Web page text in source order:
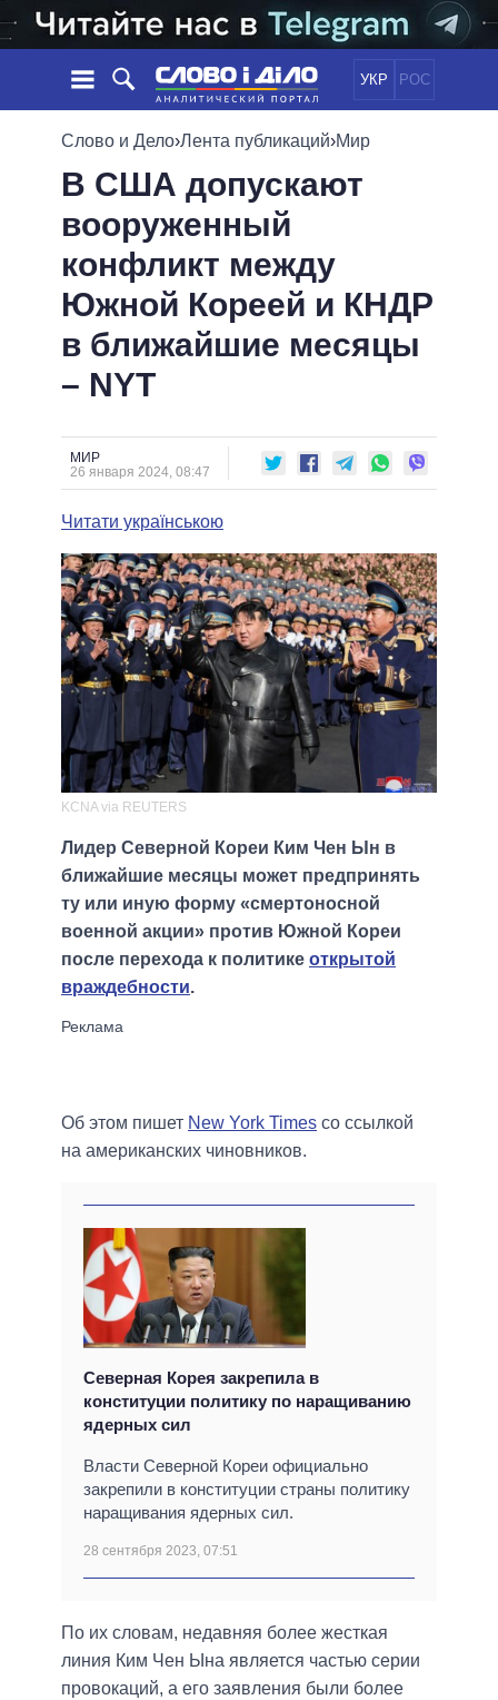
УКР РОС
НОВОСТИ
ЛЕНТА
СОБЫТИЯ
СТАТЬИ
МНЕНИЯ
ОБЗОРЫ
ДАЙДЖЕСТЫ
ПОЛИТИКА
ЭКОНОМИКА
ОБЩЕСТВО
МИР
ОБЕЩАНИЯ
ПОЛИТИКИ
ВСЕ ПОЛИТИКИ
ПРЕЗИДЕНТ И ОФИС
ВЕРХОВНАЯ РАДА
КАБИНЕТ МИНИСТРОВ
МЭРЫ
ВСЕ ПЕРСОНЫ
ИНФОГРАФИКА
ВИДЕО
СРАВНЕНИЕ ПОЛИТИКОВ
Слово и Дело›Лента публикаций›Мир
В США допускают
вооруженный
конфликт между
Южной Кореей и КНДР
в ближайшие месяцы
– NYT
МИР
26 января 2024, 08:47
Читати українською
KCNA via REUTERS
Лидер Северной Кореи Ким Чен Ын в
ближайшие месяцы может предпринять
ту или иную форму «смертоносной
военной акции» против Южной Кореи
после перехода к политике открытой
враждебности.
Об этом пишет New York Times со ссылкой
на американских чиновников.
Северная Корея закрепила в
конституции политику по наращиванию
ядерных сил
Власти Северной Кореи официально
закрепили в конституции страны политику
наращивания ядерных сил.
28 сентября 2023, 07:51
По их словам, недавняя более жесткая
линия Ким Чен Ына является частью серии
провокаций, а его заявления были более